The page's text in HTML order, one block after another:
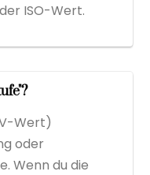
ISO-Wert.
Wert)
oder
Wenn du die